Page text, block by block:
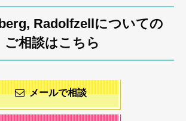
Radolfzellについての
ご相談はこちら
メールで相談